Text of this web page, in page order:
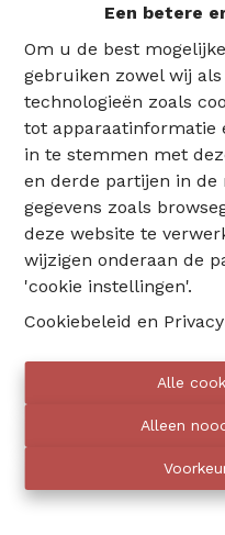
Een betere
Om u de best
gebruiken zowel wij
technologieën zoals
tot apparaatinformatie
in te stemmen met
en derde partijen in de
gegevens zoals
deze website te
wijzigen onderaan de
'cookie instellingen'.
Cookiebeleid en
Alle
Alleen
02